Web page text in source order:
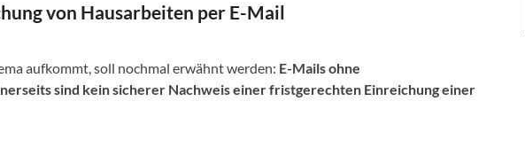
von Hausarbeiten per E-Mail
aufkommt, soll nochmal erwähnt werden: E-Mails ohne
sind kein sicherer Nachweis einer fristgerechten Einreichung einer